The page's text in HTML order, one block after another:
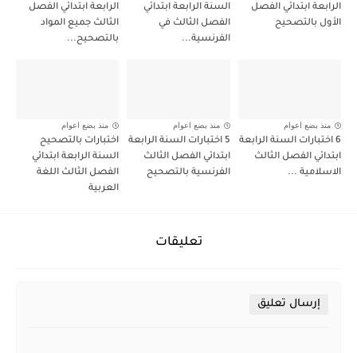
الرابعة ابتدائي الفصل
الأول بالتصحيح
السنة الرابعة ابتدائي
الفصل الثالث في
الفرنسية...
الرابعة ابتدائي الفصل
الثالث جميع المواد
بالتصحيح...
منذ بضع اعوام
6 اختبارات السنة الرابعة
ابتدائي الفصل الثالث
الاسلامية ...
منذ بضع اعوام
5 اختبارات السنة الرابعة
ابتدائي الفصل الثالث
الفرنسية بالتصحيح
منذ بضع اعوام
اختبارات بالتصحيح
السنة الرابعة ابتدائي
الفصل الثالث اللغة
العربية
تعليقات
إرسال تعليق